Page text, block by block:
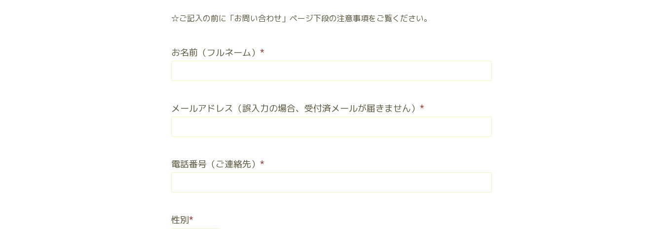
☆ご記入の前に「お問い合わせ」ページ下段の注意事項をご覧ください。
お名前（フルネーム） *
メールアドレス（誤入力の場合、受付済メールが届きません） *
電話番号（ご連絡先） *
性別*